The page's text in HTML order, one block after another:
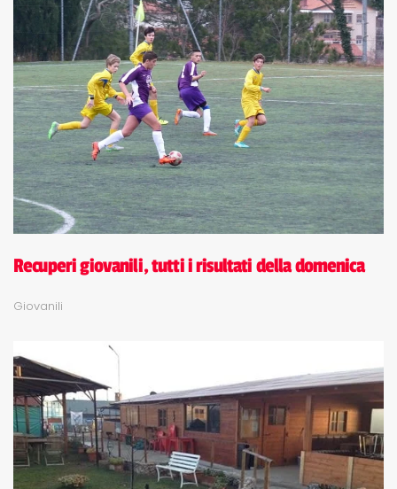
Recuperi giovanili, tutti i risultati della domenica
Giovanili